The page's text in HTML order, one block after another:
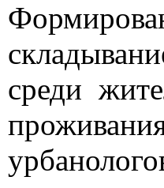
среди